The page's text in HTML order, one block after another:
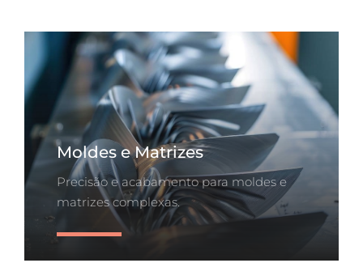
Moldes e Matrizes
Precisão e acabamento para moldes e
matrizes complexas.
Saiba Mais